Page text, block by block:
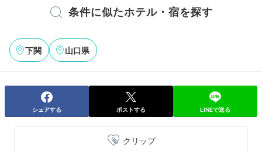
条件に似たホテル・宿を探す
下関 山口県
シェアする ポストする LINEで送る
クリップ